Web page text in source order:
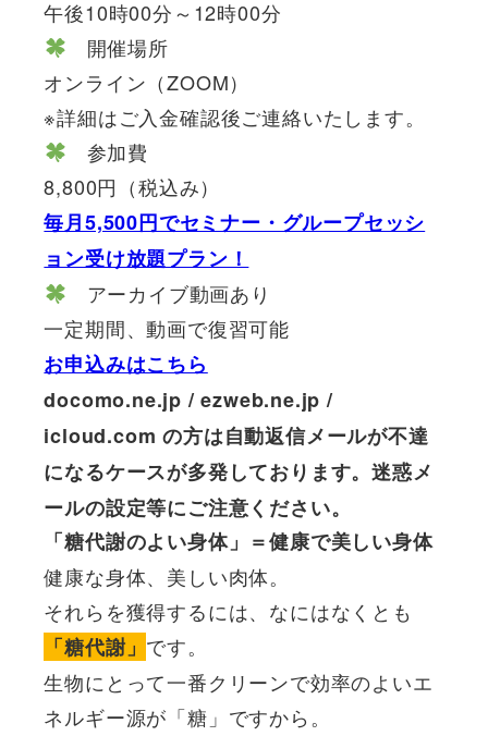
午後10時00分～12時00分
開催場所
オンライン（ZOOM）
※詳細はご入金確認後ご連絡いたします。
参加費
8,800円（税込み）
毎月5,500円でセミナー・グループセッシ
ョン受け放題プラン！
アーカイブ動画あり
一定期間、動画で復習可能
お申込みはこちら
docomo.ne.jp / ezweb.ne.jp /
icloud.com の方は自動返信メールが不達
になるケースが多発しております。迷惑メ
ールの設定等にご注意ください。
「糖代謝のよい身体」＝健康で美しい身体
健康な身体、美しい肉体。
それらを獲得するには、なにはなくとも
「糖代謝」 です。
生物にとって一番クリーンで効率のよいエ
ネルギー源が「糖」ですから。